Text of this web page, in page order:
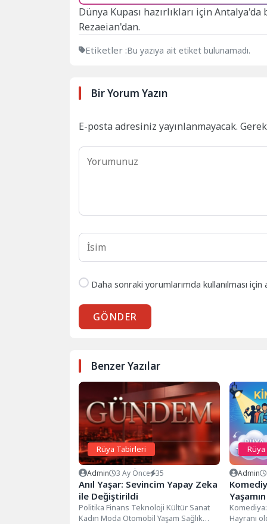
Dünya Kupası hazırlıkları için
Rezaeian'dan.
Etiketler :Bu yazıya ait etiket bulunamadı.
Bir Yorum Yazın
E-posta adresiniz yayınlanmayacak.
Daha sonraki yorumlarımda kullanılması
GÖNDER
Benzer Yazılar
Rüya Tabirleri
Admin 3 Ay Önce 35
Anıl Yaşar: Sevincim Yapay Zeka
ile Değiştirildi
Politika Finans Teknoloji Kültür Sanat
Kadın Moda Otomobil Yaşam Sağlık
Admin
Hayranı